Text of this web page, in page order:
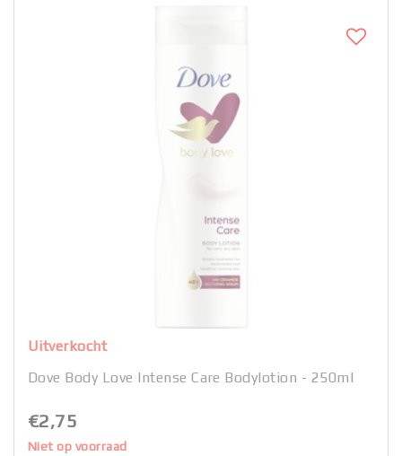
Uitverkocht
Dove Body Love Intense Care Bodylotion - 250ml
€2,75
Niet op voorraad